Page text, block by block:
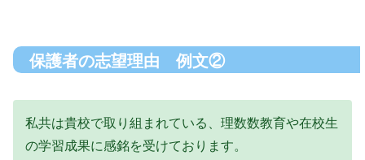
保護者の志望理由 例文②
私共は貴校で取り組まれている、理数数教育や在校生
の学習成果に感銘を受けております。